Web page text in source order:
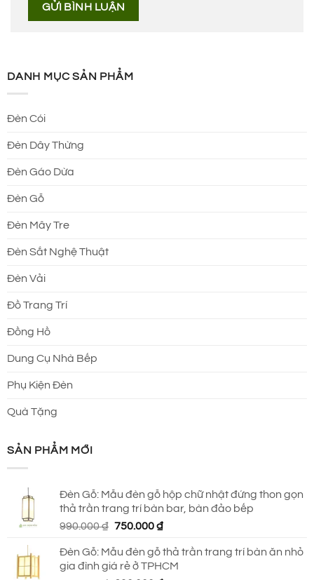
DANH MỤC SẢN PHẨM
Đèn Cói
Đèn Dây Thừng
Đèn Gáo Dừa
Đèn Gỗ
Đèn Mây Tre
Đèn Sắt Nghệ Thuật
Đèn Vải
Đồ Trang Trí
Đồng Hồ
Dung Cụ Nhà Bếp
Phụ Kiện Đèn
Quà Tặng
SẢN PHẨM MỚI
Đèn Gỗ: Mẫu đèn gỗ hộp chữ nhật đứng thon gọn
thả trần trang trí bàn bar, bàn đảo bếp
990.000₫ Giá
là:
990.000 ₫.
750.000₫Giá
tại
là:
Đèn Gỗ: Mẫu đèn gỗ thả trần trang trí bàn ăn nhỏ
gia đình giá rẻ ở TPHCM